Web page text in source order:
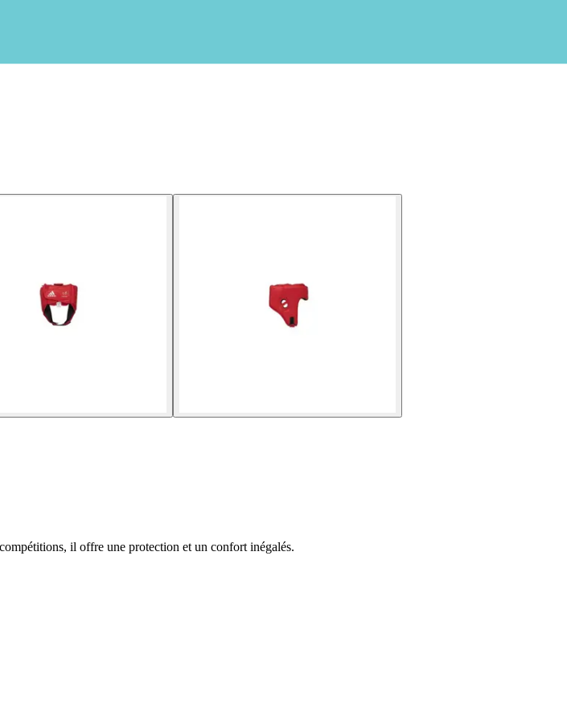
il offre une protection et un confort inégalés.